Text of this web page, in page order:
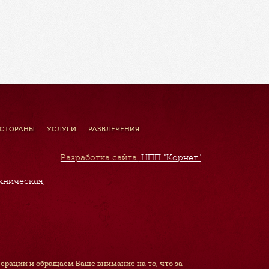
УСЛУГИ РАЗВЛЕЧЕНИЯ
Разработка сайта: НПП "Корнет"
и обращаем Ваше внимание на то, что за